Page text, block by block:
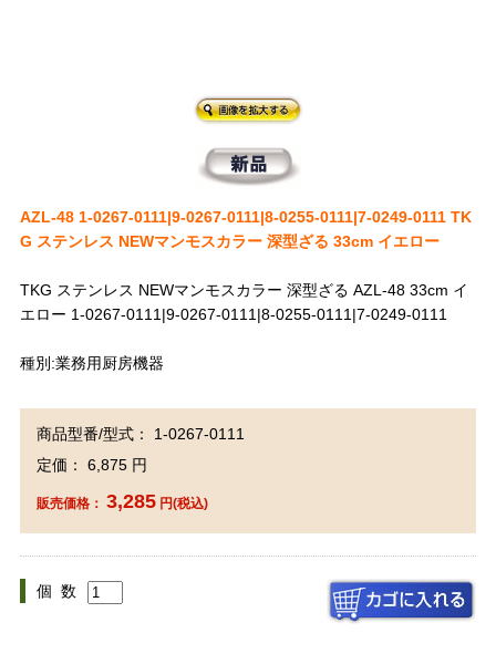
AZL-48 1-0267-0111|9-0267-0111|8-0255-0111|7-0249-0111 TK
G ステンレス NEWマンモスカラー 深型ざる 33cm イエロー
TKG ステンレス NEWマンモスカラー 深型ざる AZL-48 33cm イ
エロー 1-0267-0111|9-0267-0111|8-0255-0111|7-0249-0111
種別:業務用厨房機器
商品型番/型式： 1-0267-0111
定価： 6,875 円
販売価格： 3,285円(税込)
個 数